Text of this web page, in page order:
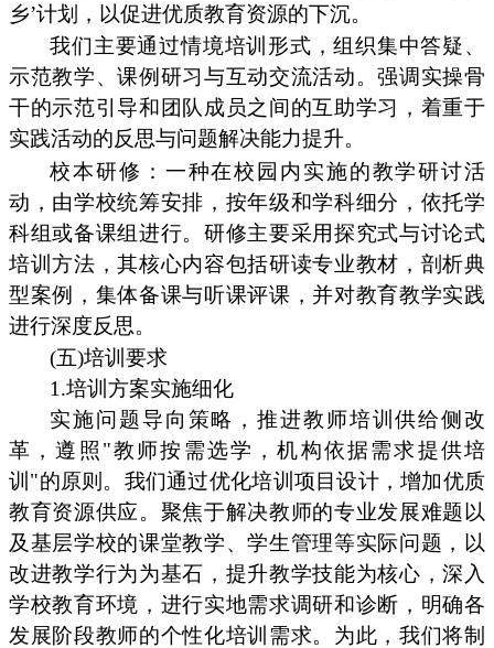
乡’计划，以促进优质教育资源的下沉。
我们主要通过情境培训形式，组织集中答疑、
示范教学、课例研习与互动交流活动。强调实操骨
干的示范引导和团队成员之间的互助学习，着重于
实践活动的反思与问题解决能力提升。
校本研修：一种在校园内实施的教学研讨活
动，由学校统筹安排，按年级和学科细分，依托学
科组或备课组进行。研修主要采用探究式与讨论式
培训方法，其核心内容包括研读专业教材，剖析典
型案例，集体备课与听课评课，并对教育教学实践
进行深度反思。
(五)培训要求
1.培训方案实施细化
实施问题导向策略，推进教师培训供给侧改
革，遵照"教师按需选学，机构依据需求提供培
训"的原则。我们通过优化培训项目设计，增加优质
教育资源供应。聚焦于解决教师的专业发展难题以
及基层学校的课堂教学、学生管理等实际问题，以
改进教学行为为基石，提升教学技能为核心，深入
学校教育环境，进行实地需求调研和诊断，明确各
发展阶段教师的个性化培训需求。为此，我们将制